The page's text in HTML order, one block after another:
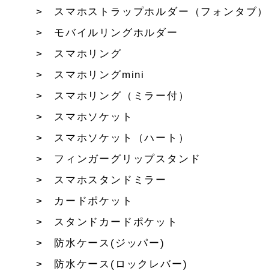
スマホストラップホルダー（フォンタブ）
モバイルリングホルダー
スマホリング
スマホリングmini
スマホリング（ミラー付）
スマホソケット
スマホソケット（ハート）
フィンガーグリップスタンド
スマホスタンドミラー
カードポケット
スタンドカードポケット
防水ケース(ジッパー)
防水ケース(ロックレバー)